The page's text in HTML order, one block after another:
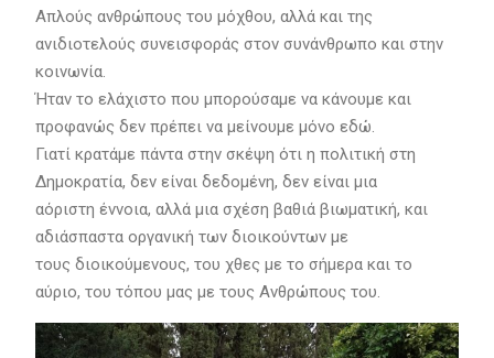
Απλούς ανθρώπους του μόχθου, αλλά και της
ανιδιοτελούς συνεισφοράς στον συνάνθρωπο και στην
κοινωνία.
Ήταν το ελάχιστο που μπορούσαμε να κάνουμε και
προφανώς δεν πρέπει να μείνουμε μόνο εδώ.
Γιατί κρατάμε πάντα στην σκέψη ότι η πολιτική στη
Δημοκρατία, δεν είναι δεδομένη, δεν είναι μια
αόριστη έννοια, αλλά μια σχέση βαθιά βιωματική, και
αδιάσπαστα οργανική των διοικούντων με
τους διοικούμενους, του χθες με το σήμερα και το
αύριο, του τόπου μας με τους Ανθρώπους του.